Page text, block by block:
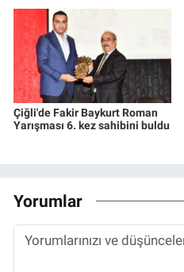
Çiğli'de Fakir Baykurt Roman
Yarışması 6. kez sahibini buldu
Yorumlar